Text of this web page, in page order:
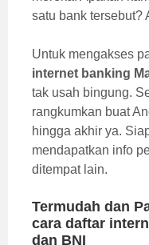
satu bank tersebut?
Untuk mengakses
internet banking
tak usah bingung.
rangkumkan buat
hingga akhir ya.
mendapatkan info
ditempat lain.
Termudah dan
cara daftar
dan BNI